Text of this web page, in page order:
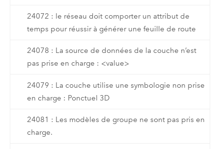
24072 : le réseau doit comporter un attribut de
temps pour réussir à générer une feuille de route
24078 : La source de données de la couche n’est
pas prise en charge : <value>
24079 : La couche utilise une symbologie non prise
en charge : Ponctuel 3D
24081 : Les modèles de groupe ne sont pas pris en
charge.